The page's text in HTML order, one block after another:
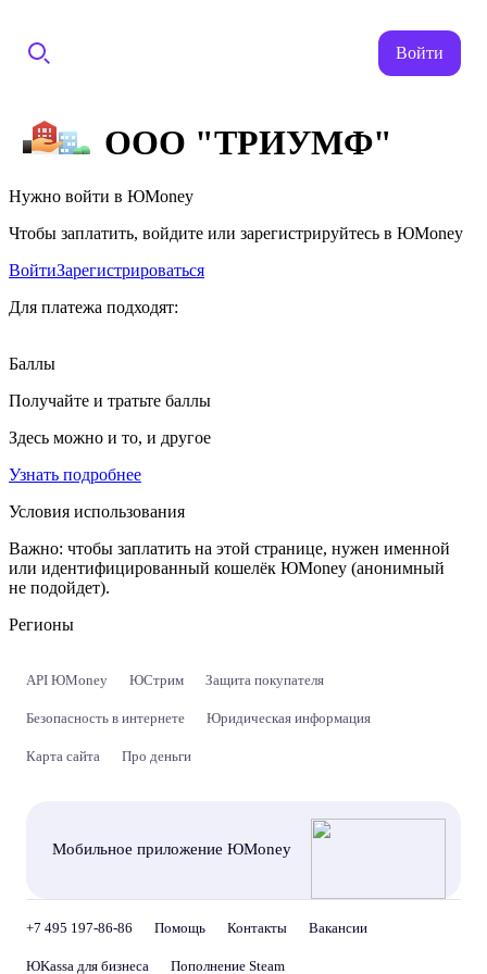
Войти
ООО "ТРИУМФ"
Нужно войти в ЮMoney
Чтобы заплатить, войдите или зарегистрируйтесь в ЮMoney
ВойтиЗарегистрироваться
Для платежа подходят:
Баллы
Получайте и тратьте баллы
Здесь можно и то, и другое
Узнать подробнее
Условия использования
Важно: чтобы заплатить на этой странице, нужен именной
или идентифицированный кошелёк ЮMoney (анонимный
не подойдет).
Регионы
API ЮMoney ЮСтрим Защита покупателя
Безопасность в интернете Юридическая информация
Карта сайта Про деньги
Мобильное приложение ЮMoney
+7 495 197-86-86 Помощь Контакты Вакансии
ЮKassa для бизнеса Пополнение Steam